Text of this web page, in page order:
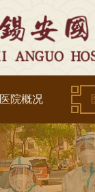
医院概况